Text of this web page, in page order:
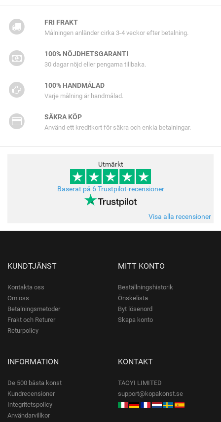
FRI FRAKT
Målningen anländer cirka 3-4 veckor efter betalning.
100% NÖJDHETSGARANTI
30 dagar nöjd eller pengarna tillbaka.
100% HANDMÅLAD
Varje målning är handmålad.
SÄKRA KÖP
Använd ett kreditkort för säkra och enkla betalningar.
Utmärkt
Baserat på 6 Trustpilot-recensioner
Visa alla recensioner
KUNDTJÄNST
Kontakta oss
Om oss
Betalningsmetoder
Frakt och Returer
Returpolicy
MITT KONTO
Beställningshistorik
Önskelista
Byt lösenord
Skapa konto
INFORMATION
De 500 bästa konst
Kundrecensioner
Integritetspolicy
Användarvillkor
KONTAKT
TAOYI LIMITED
support@kopakonst.se